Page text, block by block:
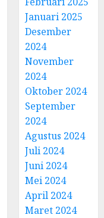
Januari 2025
Desember
2024
November
2024
Oktober 2024
September
2024
Agustus 2024
Juli 2024
Juni 2024
Mei 2024
April 2024
Maret 2024